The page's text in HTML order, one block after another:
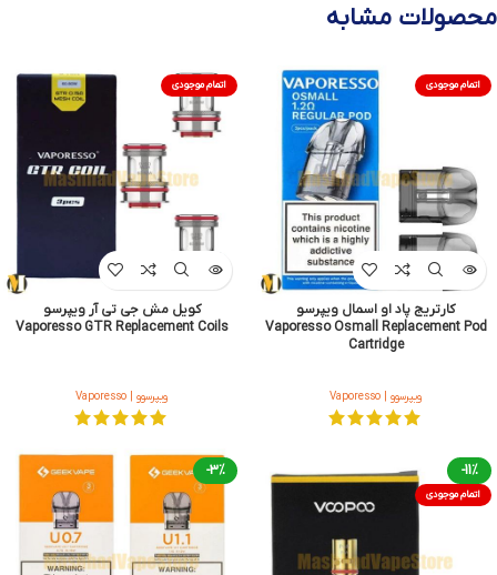
محصولات مشابه
اتمام موجودی
کارتریج پاد او اسمال ویپرسو
Vaporesso Osmall Replacement Pod
Cartridge
ویپرسوو | Vaporesso
اتمام موجودی
کویل مش جی تی آر ویپرسو
Vaporesso GTR Replacement Coils
ویپرسوو | Vaporesso
-11%
اتمام موجودی
-3%